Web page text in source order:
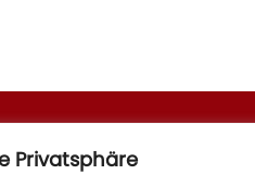
Privatsphäre